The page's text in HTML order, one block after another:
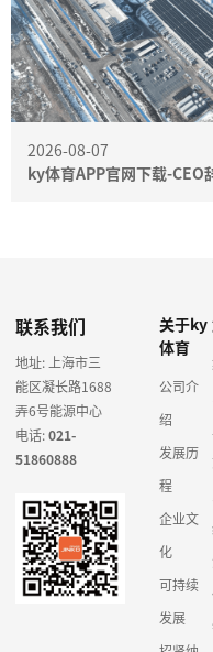
2026-08-07
ky体育APP官网下载-CEO
联系我们
地址: 上海市三
能区凝长路1688
弄6号能源中心
电话:021-
51860888
关于ky
体育
公司介
绍
发展历
程
企业文
化
可持续
发展